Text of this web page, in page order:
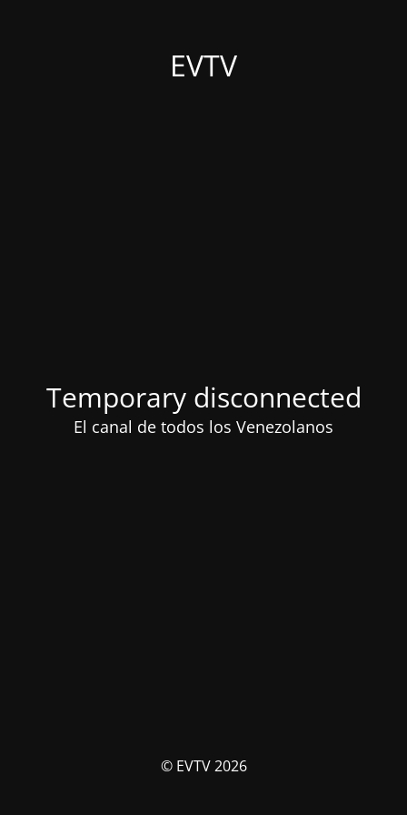
EVTV
Temporary disconnected
El canal de todos los Venezolanos
© EVTV 2026